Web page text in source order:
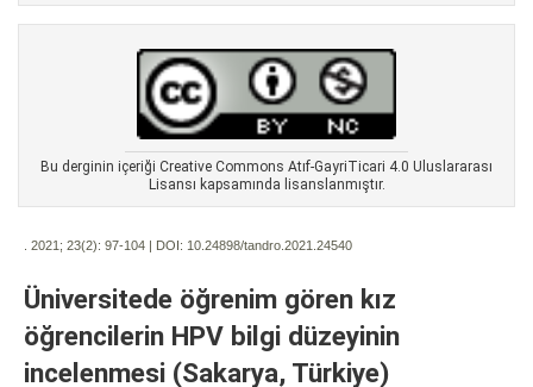
Bu derginin içeriği Creative Commons Atıf-GayriTicari 4.0 Uluslararası
Lisansı kapsamında lisanslanmıştır.
. 2021; 23(2): 97-104 | DOI: 10.24898/tandro.2021.24540
Üniversitede öğrenim gören kız
öğrencilerin HPV bilgi düzeyinin
incelenmesi (Sakarya, Türkiye)